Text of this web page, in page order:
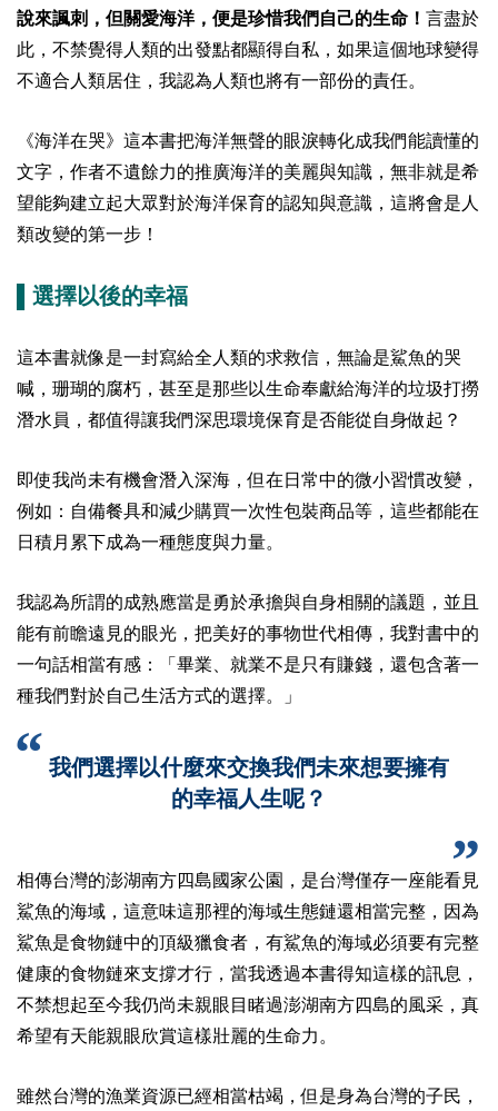
說來諷刺，但關愛海洋，便是珍惜我們自己的生命！ 言盡於
此，不禁覺得人類的出發點都顯得自私，如果這個地球變得
不適合人類居住，我認為人類也將有一部份的責任。
《海洋在哭》這本書把海洋無聲的眼淚轉化成我們能讀懂的
文字，作者不遺餘力的推廣海洋的美麗與知識，無非就是希
望能夠建立起大眾對於海洋保育的認知與意識，這將會是人
類改變的第一步！
▌選擇以後的幸福
這本書就像是一封寫給全人類的求救信，無論是鯊魚的哭
喊，珊瑚的腐朽，甚至是那些以生命奉獻給海洋的垃圾打撈
潛水員，都值得讓我們深思環境保育是否能從自身做起？
即使我尚未有機會潛入深海，但在日常中的微小習慣改變，
例如：自備餐具和減少購買一次性包裝商品等，這些都能在
日積月累下成為一種態度與力量。
我認為所謂的成熟應當是勇於承擔與自身相關的議題，並且
能有前瞻遠見的眼光，把美好的事物世代相傳，我對書中的
一句話相當有感：「畢業、就業不是只有賺錢，還包含著一
種我們對於自己生活方式的選擇。」
我們選擇以什麼來交換我們未來想要擁有
的幸福人生呢？
相傳台灣的澎湖南方四島國家公園，是台灣僅存一座能看見
鯊魚的海域，這意味這那裡的海域生態鏈還相當完整，因為
鯊魚是食物鏈中的頂級獵食者，有鯊魚的海域必須要有完整
健康的食物鏈來支撐才行，當我透過本書得知這樣的訊息，
不禁想起至今我仍尚未親眼目睹過澎湖南方四島的風采，真
希望有天能親眼欣賞這樣壯麗的生命力。
雖然台灣的漁業資源已經相當枯竭，但是身為台灣的子民，